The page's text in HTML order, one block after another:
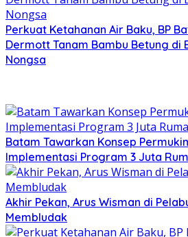
Perkuat Ketahanan Air Baku, BP
Dermott Tanam Bambu Betung di
Nongsa
Batam Tawarkan Konsep
Implementasi Program 3 Juta
Akhir Pekan, Arus Wisman di
Membludak